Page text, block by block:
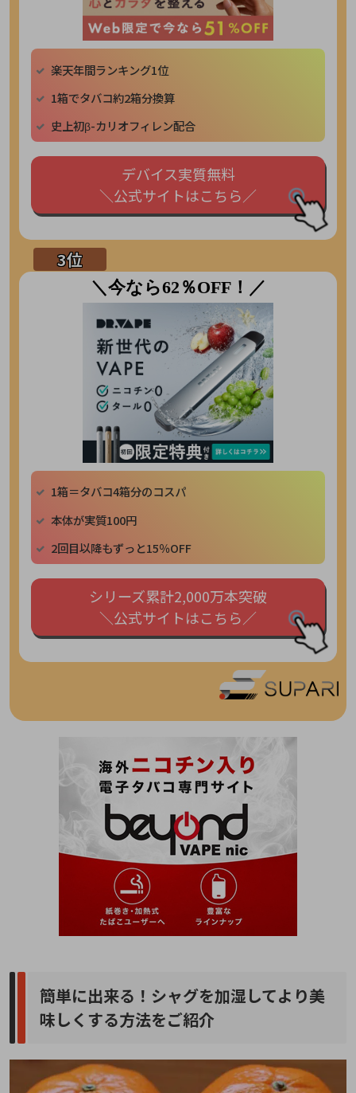
楽天年間ランキング1位
1箱でタバコ約2箱分換算
史上初β-カリオフィレン配合
デバイス実質無料
＼公式サイトはこちら／
＼今なら62％OFF！／
1箱＝タバコ4箱分のコスパ
本体が実質100円
2回目以降もずっと15％OFF
シリーズ累計2,000万本突破
＼公式サイトはこちら／
簡単に出来る！シャグを加湿してより美
味しくする方法をご紹介